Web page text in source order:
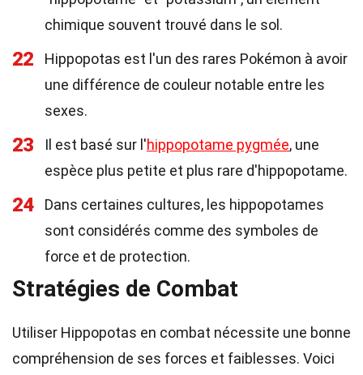
chimique souvent trouvé dans le sol.
22
Hippopotas est l'un des rares Pokémon à avoir
une différence de couleur notable entre les
sexes.
23 Il est basé sur l'hippopotame pygmée, une
espèce plus petite et plus rare d'hippopotame.
24
Dans certaines cultures, les hippopotames
sont considérés comme des symboles de
force et de protection.
Stratégies de Combat
Utiliser Hippopotas en combat nécessite une bonne
compréhension de ses forces et faiblesses. Voici